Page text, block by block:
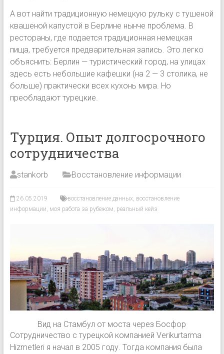
А вот найти традиционную немецкую рульку с тушеной
квашеной капустой в Берлине нынче проблема. В
рестораны, где подается традиционная немецкая
пища, требуется предварительная запись. Это легко
объяснить: Берлин — туристический город, на улицах
здесь есть небольшие кафешки (на 2 — 3 столика, не
больше) практически всех кухонь мира. Но
преобладают турецкие.
Турция. Опыт долгосрочного
сотрудничества
stankorb Восстановление информации
26.05.2019 восстановление данных, восстановление
информации, моя работа за рубежом, реальный кейз
Вид на Стамбул от моста через Босфор
Сотрудничество с турецкой компанией Verikurtarma
Hizmetleri я начал в 2005 году. Тогда компания была